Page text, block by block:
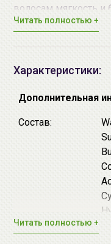
волосам мягкость и
Комплекс 7
лаванда,
эвкалипт) -
Читать полностью +
Характеристики:
Дополнительная
Состав:
Читать полностью +